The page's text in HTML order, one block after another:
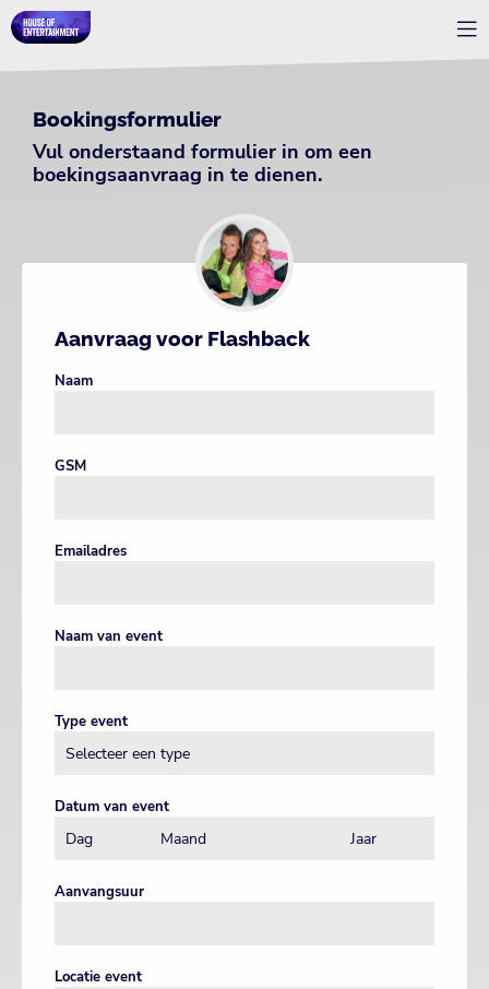
Bookingsformulier
Vul onderstaand formulier in om een
boekingsaanvraag in te dienen.
Aanvraag voor Flashback
Naam
GSM
Emailadres
Naam van event
Type event
Datum van event
Aanvangsuur
Locatie event